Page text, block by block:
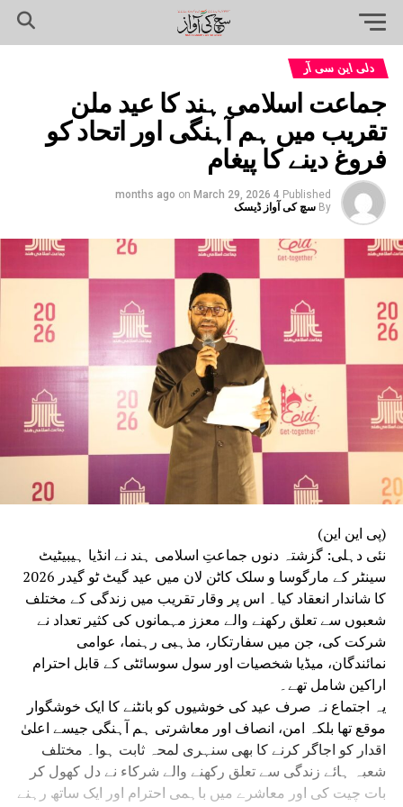
دلی این سی آر
جماعت اسلامی ہند کا عید ملن
تقریب میں ہم آہنگی اور اتحاد کو
فروغ دینے کا پیغام
Published
4 months ago
on March 29, 2026
By سچ کی آواز ڈیسک
(پی این این)
نئی دہلی: گزشتہ دنوں جماعتِ اسلامی ہند نے انڈیا ہیبیٹیٹ
سینٹر کے مارگوسا و سلک کاٹن لان میں عید گیٹ ٹو گیدر 2026
کا شاندار انعقاد کیا۔ اس پر وقار تقریب میں زندگی کے مختلف
شعبوں سے تعلق رکھنے والے معزز مہمانوں کی کثیر تعداد نے
شرکت کی، جن میں سفارتکار، مذہبی رہنما، عوامی
نمائندگان، میڈیا شخصیات اور سول سوسائٹی کے قابل احترام
اراکین شامل تھے۔
یہ اجتماع نہ صرف عید کی خوشیوں کو بانٹنے کا ایک خوشگوار
موقع تھا بلکہ امن، انصاف اور معاشرتی ہم آہنگی جیسے اعلیٰ
اقدار کو اجاگر کرنے کا بھی سنہری لمحہ ثابت ہوا۔ مختلف
شعبہ ہائے زندگی سے تعلق رکھنے والے شرکاء نے دل کھول کر
بات چیت کی اور معاشرے میں باہمی احترام اور ایک ساتھ رہنے